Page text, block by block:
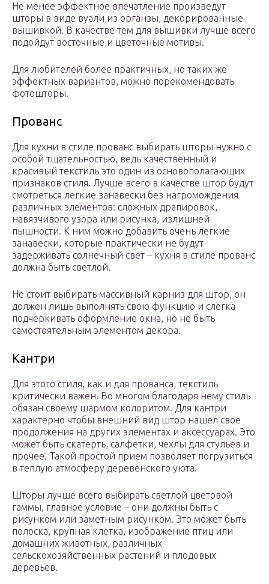
Не менее эффектное впечатление произведут
шторы в виде вуали из органзы, декорированные
вышивкой. В качестве тем для вышивки лучше всего
подойдут восточные и цветочные мотивы.
Для любителей более практичных, но таких же
эффектных вариантов, можно порекомендовать
фотошторы.
Прованс
Для кухни в стиле прованс выбирать шторы нужно с
особой тщательностью, ведь качественный и
красивый текстиль это один из основополагающих
признаков стиля. Лучше всего в качестве штор будут
смотреться легкие занавески без нагромождения
различных элементов: сложных драпировок,
навязчивого узора или рисунка, излишней
пышности. К ним можно добавить очень легкие
занавески, которые практически не будут
задерживать солнечный свет – кухня в стиле прованс
должна быть светлой.
Не стоит выбирать массивный карниз для штор, он
должен лишь выполнять свою функцию и слегка
подчеркивать оформление окна, но не быть
самостоятельным элементом декора.
Кантри
Для этого стиля, как и для прованса, текстиль
критически важен. Во многом благодаря нему стиль
обязан своему шармом колоритом. Для кантри
характерно чтобы внешний вид штор нашел свое
продолжения на других элементах и аксессуарах. Это
может быть скатерть, салфетки, чехлы для стульев и
прочее. Такой простой прием позволяет погрузиться
в теплую атмосферу деревенского уюта.
Шторы лучше всего выбирать светлой цветовой
гаммы, главное условие – они должны быть с
рисунком или заметным рисунком. Это может быть
полоска, крупная клетка, изображение птиц или
домашних животных, различных
сельскохозяйственных растений и плодовых
деревьев.